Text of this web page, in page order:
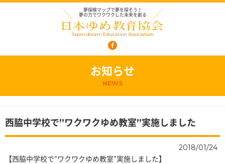
夢探検マップで夢を探そう！
夢の力でワクワクした未来を創る
Japan dream Education Association
お知らせ
NEWS
西脇中学校で”ワクワクゆめ教室”実施しました
2018/01/24
【西脇中学校で”ワクワクゆめ教室”実施しました】